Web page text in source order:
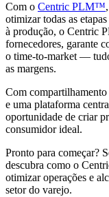
Com o Centric PLM™
otimizar todas as
à produção, o Centric
fornecedores, garante
o time-to-market —
as margens.
Com
e uma plataforma
oportunidade de criar
consumidor ideal.
Pronto para começar?
descubra como o
otimizar operações e
setor do varejo.